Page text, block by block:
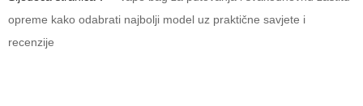
opreme kako odabrati najbolji model uz praktične savjete i
recenzije